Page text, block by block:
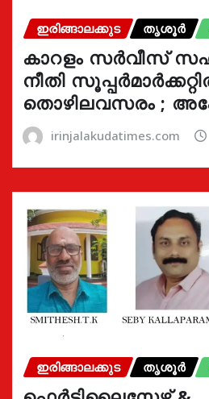
ഇരിങ്ങാലക്കുട തൃശൂർ
കാറളം സർവീസ്
നീതി
തൊഴിലവസരം ;
irinjalakudatimes.com
ഇരിങ്ങാലക്കുട തൃശൂർ